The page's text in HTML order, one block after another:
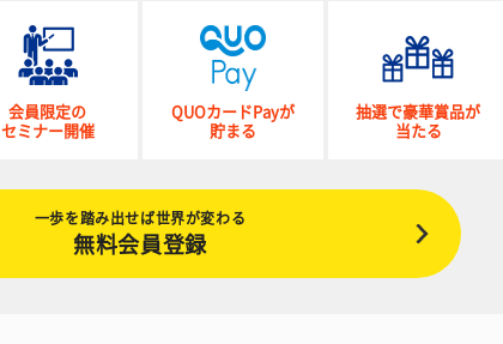
会員限定の
セミナー開催
QUOカードPayが
貯まる
抽選で豪華賞品が
当たる
一歩を踏み出せば世界が変わる
無料会員登録